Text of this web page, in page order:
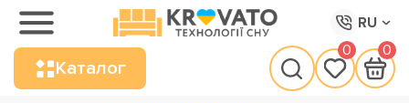
RU
Каталог
0 0